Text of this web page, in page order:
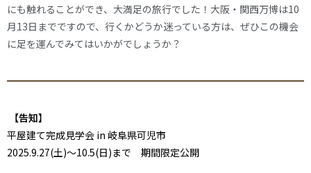
にも触れることができ、大満足の旅行でした！大阪・関西万博は10
月13日までですので、行くかどうか迷っている方は、ぜひこの機会
に足を運んでみてはいかがでしょうか？
【告知】
平屋建て完成見学会 in 岐阜県可児市
2025.9.27(土)～10.5(日)まで 期間限定公開